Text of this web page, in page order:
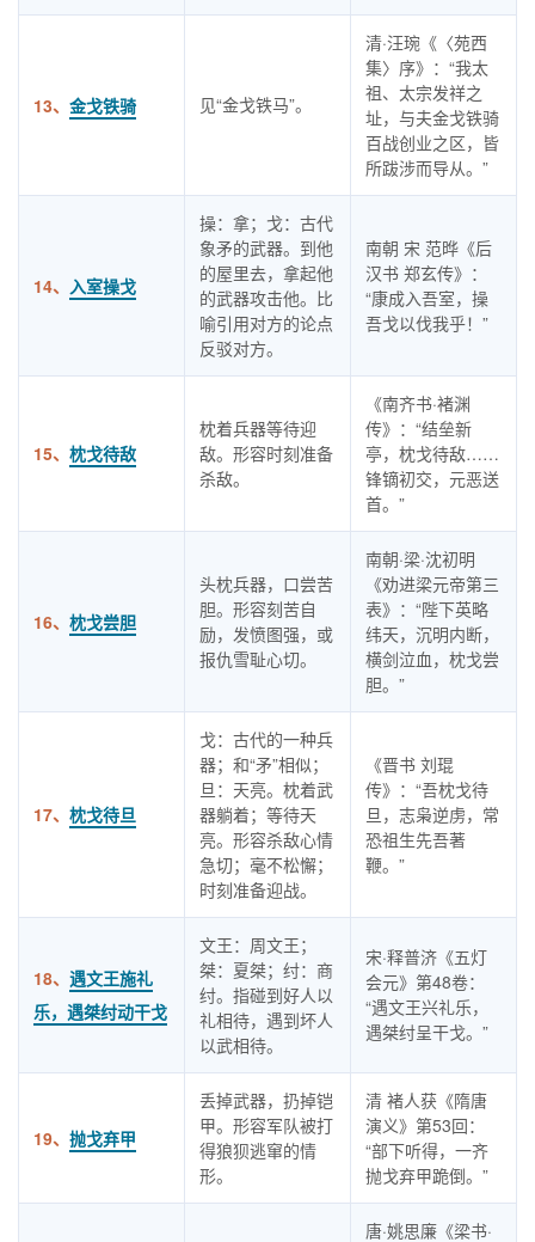
13、 金戈铁骑 见“金戈铁马”。
清·汪琬《〈苑西
集〉序》：“我太
祖、太宗发祥之
址，与夫金戈铁骑
百战创业之区，皆
所跋涉而导从。”
14、 入室操戈
操：拿；戈：古代
象矛的武器。到他
的屋里去，拿起他
的武器攻击他。比
喻引用对方的论点
反驳对方。
南朝 宋 范晔《后
汉书 郑玄传》：
“康成入吾室，操
吾戈以伐我乎！”
15、 枕戈待敌
枕着兵器等待迎
敌。形容时刻准备
杀敌。
《南齐书·褚渊
传》：“结垒新
亭，枕戈待敌……
锋镝初交，元恶送
首。”
16、 枕戈尝胆
头枕兵器，口尝苦
胆。形容刻苦自
励，发愤图强，或
报仇雪耻心切。
南朝·梁·沈初明
《劝进梁元帝第三
表》：“陛下英略
纬天，沉明内断，
横剑泣血，枕戈尝
胆。”
17、 枕戈待旦
戈：古代的一种兵
器；和“矛”相似；
旦：天亮。枕着武
器躺着；等待天
亮。形容杀敌心情
急切；毫不松懈；
时刻准备迎战。
《晋书 刘琨
传》：“吾枕戈待
旦，志枭逆虏，常
恐祖生先吾著
鞭。”
18、 遇文王施礼
乐，遇桀纣动干戈
文王：周文王；
桀：夏桀；纣：商
纣。指碰到好人以
礼相待，遇到坏人
以武相待。
宋·释普济《五灯
会元》第48卷：
“遇文王兴礼乐，
遇桀纣呈干戈。”
19、 抛戈弃甲
丢掉武器，扔掉铠
甲。形容军队被打
得狼狈逃窜的情
形。
清 褚人获《隋唐
演义》第53回：
“部下听得，一齐
抛戈弃甲跪倒。”
唐·姚思廉《梁书·